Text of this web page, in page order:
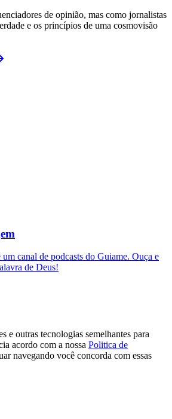
de opinião, mas como jornalistas
e os princípios de uma cosmovisão
canal de podcasts do Guiame. Ouça e
de Deus!
e outras tecnologias semelhantes para
acordo com a nossa Politica de
navegando você concorda com essas